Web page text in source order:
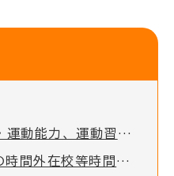
令和7年度 全国体力・運動能力、運動習慣等調査結果について
紋別市立学校教職員の時間外在校等時間の公表について